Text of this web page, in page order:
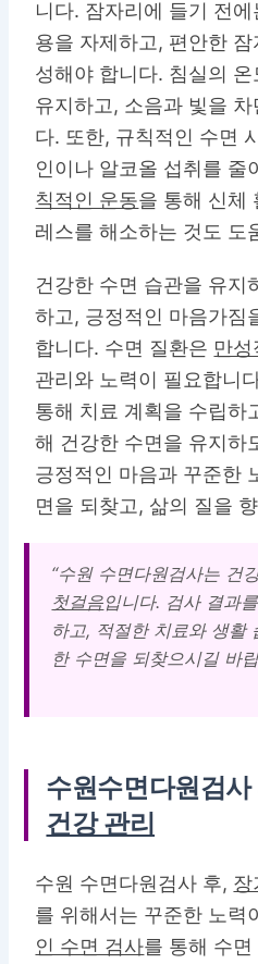
니다. 잠자리에 들기 전
용을 자제하고, 편안한
성해야 합니다. 침실의
유지하고, 소음과 빛을
다. 또한, 규칙적인 수면
인이나 알코올 섭취를 줄
칙적인 운동을 통해 신체
레스를 해소하는 것도 도
건강한 수면 습관을 유지
하고, 긍정적인 마음가짐
합니다. 수면 질환은 만
관리와 노력이 필요합니
통해 치료 계획을 수립하
해 건강한 수면을 유지하
긍정적인 마음과 꾸준한
면을 되찾고, 삶의 질을
“수원 수면다원검사는 건
첫걸음입니다. 검사 결과
하고, 적절한 치료와 생활
한 수면을 되찾으시길 바
수원수면다원검사
건강 관리
수원 수면다원검사 후, 장
를 위해서는 꾸준한 노력
인 수면 검사를 통해 수